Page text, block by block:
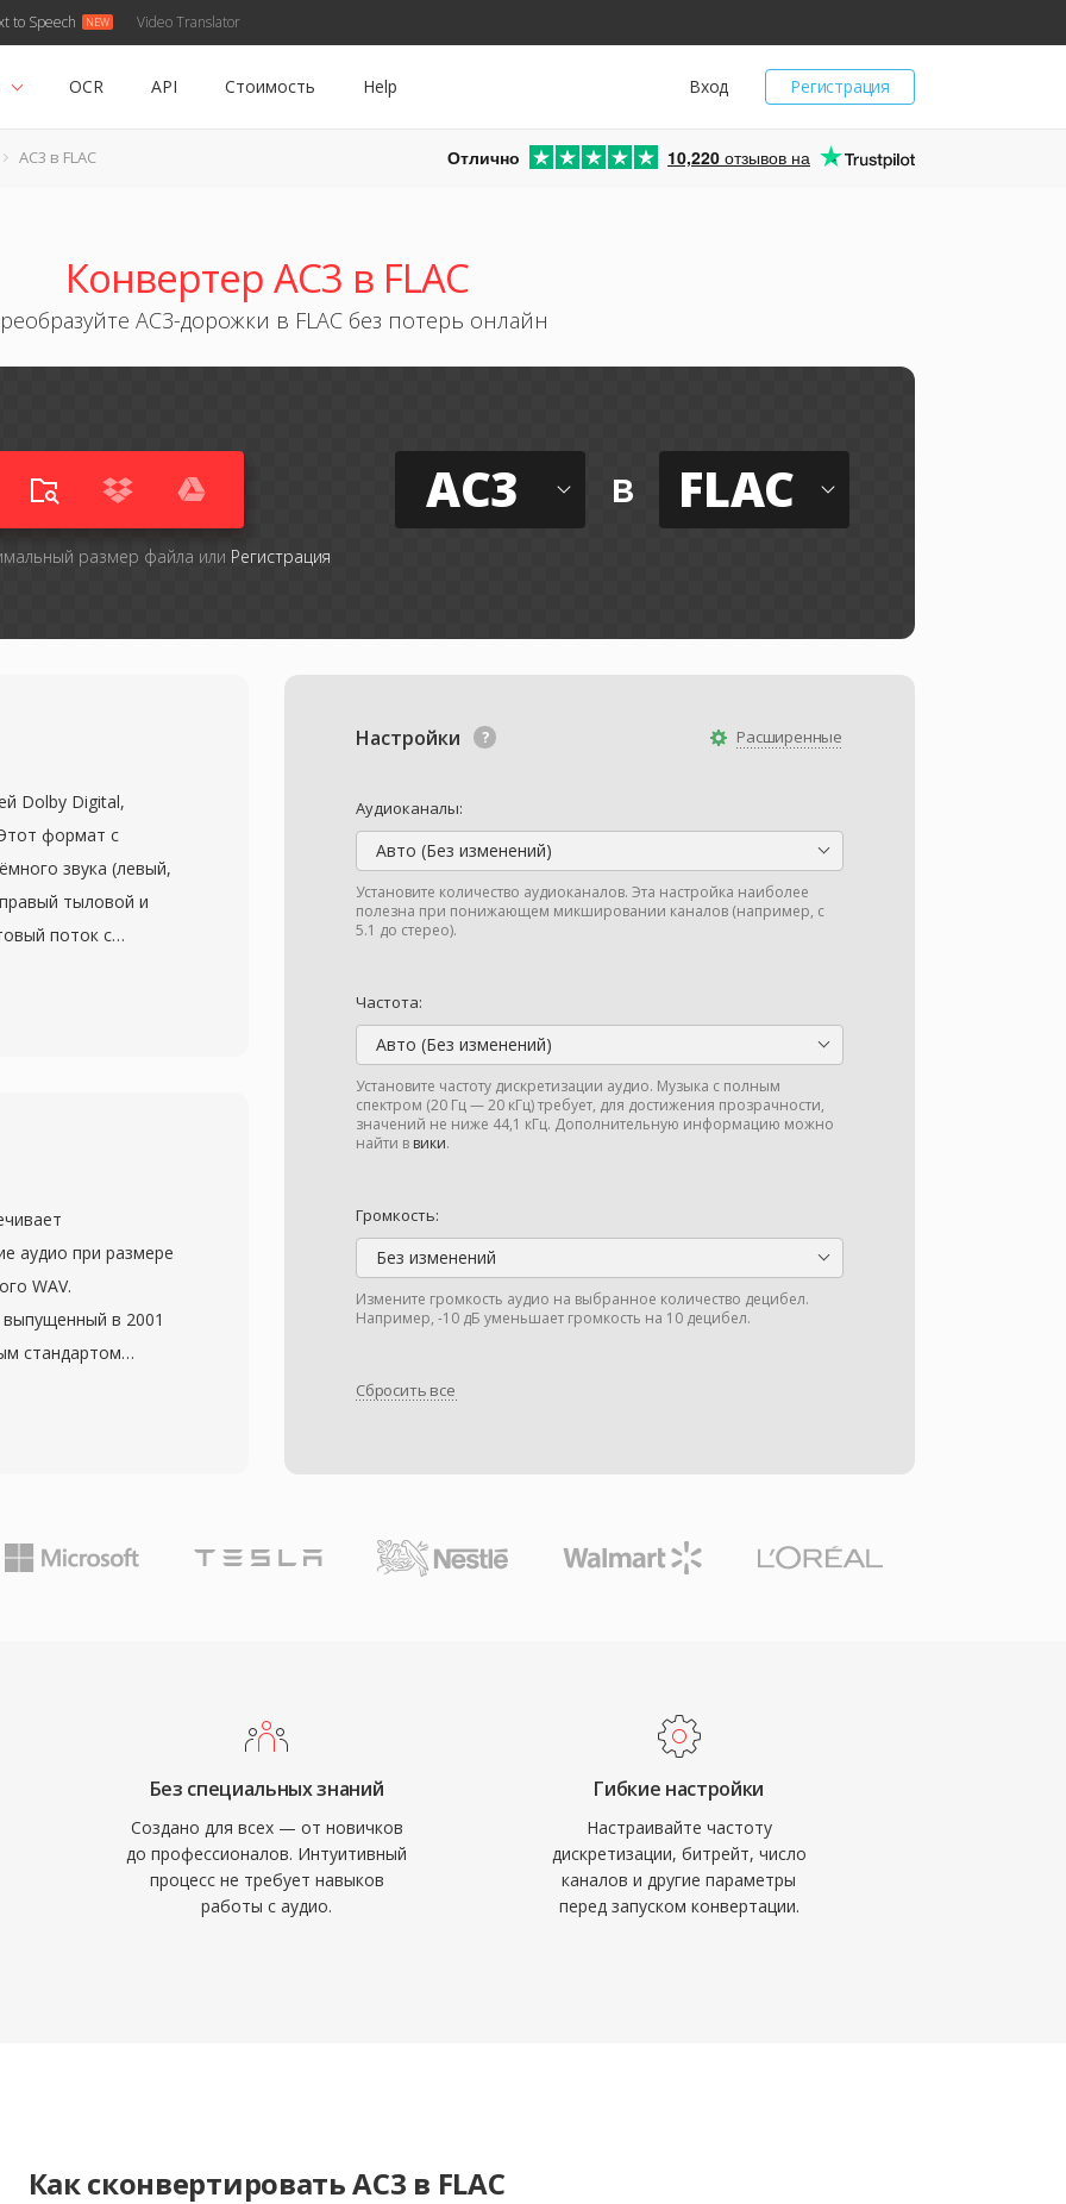
to Speech Video Translator
Регистрация
Вход
OCR API Стоимость Help
AC3 в FLAC Отлично 10,220 отзывов на
Конвертер AC3 в FLAC
AC3-дорожки в FLAC без потерь онлайн
размер файла или Регистрация
AC3 в FLAC
Расширенные
Настройки
Аудиоканалы:
Авто (Без изменений)
Установите количество аудиоканалов. Эта настройка наиболее
полезна при понижающем микшировании каналов (например, с
5.1 до стерео).
Частота:
Авто (Без изменений)
Установите частоту дискретизации аудио. Музыка с полным
спектром (20 Гц — 20 кГц) требует, для достижения прозрачности,
значений не ниже 44,1 кГц. Дополнительную информацию можно
найти в вики.
Громкость:
Без изменений
Измените громкость аудио на выбранное количество децибел.
Например, -10 дБ уменьшает громкость на 10 децибел.
Сбросить все
Dolby Digital,
формат с
звука (левый,
тыловой и
поток с
с. Алгоритм
(ATSC) и
Формат
диалогов
что идеально
поддержка
и
аудио при размере
WAV.
в 2001
стандартом
применяет
и частота
требования аудио
Tidal и Amazon
подтверждая
преимущества
первых, полное
при
метаданные через
поддерживают
Без специальных знаний
Создано для всех — от новичков
до профессионалов. Интуитивный
процесс не требует навыков
работы с аудио.
Гибкие настройки
Настраивайте частоту
дискретизации, битрейт, число
каналов и другие параметры
перед запуском конвертации.
Как сконвертировать AC3 в FLAC